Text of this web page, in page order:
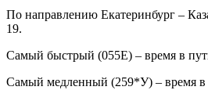
По направлению Екатеринбург –
19.
Самый быстрый (055Е) – время в
Самый медленный (259*У) – время в